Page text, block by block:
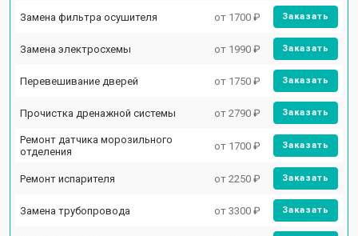
Замена фильтра осушителя от 1700 ₽ Заказать
Замена электросхемы от 1990 ₽ Заказать
Перевешивание дверей от 1750 ₽ Заказать
Прочистка дренажной системы от 2790 ₽ Заказать
Ремонт датчика морозильного
отделения
от 1700 ₽ Заказать
Ремонт испарителя от 2250 ₽ Заказать
Замена трубопровода от 3300 ₽ Заказать